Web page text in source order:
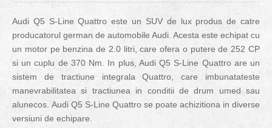
Audi Q5 S-Line Quattro este un SUV de lux produs de catre
producatorul german de automobile Audi. Acesta este echipat cu
un motor pe benzina de 2.0 litri, care ofera o putere de 252 CP
si un cuplu de 370 Nm. In plus, Audi Q5 S-Line Quattro are un
sistem de tractiune integrala Quattro, care imbunatateste
manevrabilitatea si tractiunea in conditii de drum umed sau
alunecos. Audi Q5 S-Line Quattro se poate achizitiona in diverse
versiuni de echipare